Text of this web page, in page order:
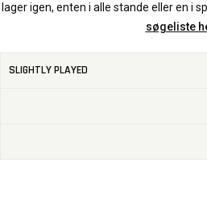
lager igen, enten i alle stande eller en i
søgeliste
SLIGHTLY PLAYED